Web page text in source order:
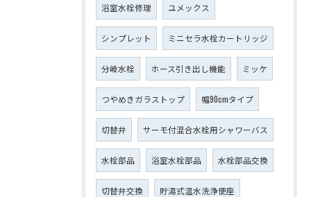
浴室水栓修理 ユメックス
シンプレット ミニセラ水栓カートリッジ
分岐水栓 ホース引き出し機能 ミッケ
つやめきガラストップ 幅90cmタイプ
切替弁 サーモ付混合水栓用シャワーバス
水栓部品 浴室水栓部品 水栓部品交換
切替弁交換 貯湯式温水洗浄便座